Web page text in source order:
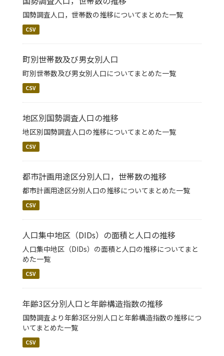
国勢調査人口，世帯数の推移についてまとめた一覧
CSV
町別世帯数及び男女別人口
町別世帯数及び男女別人口についてまとめた一覧
CSV
地区別国勢調査人口の推移
地区別国勢調査人口の推移についてまとめた一覧
CSV
都市計画用途区分別人口，世帯数の推移
都市計画用途区分別人口の推移についてまとめた一覧
CSV
人口集中地区（DIDs）の面積と人口の推移
人口集中地区（DIDs）の面積と人口の推移についてまと
めた一覧
CSV
年齢3区分別人口と年齢構造指数の推移
国勢調査より年齢3区分別人口と年齢構造指数の推移につ
いてまとめた一覧
CSV